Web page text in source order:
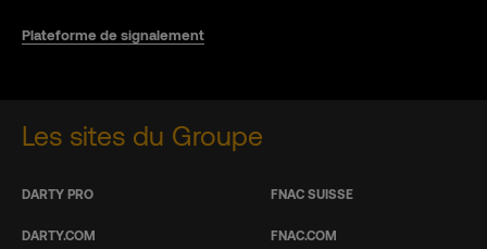
Plateforme de signalement
Les sites du Groupe
DARTY PRO
DARTY.COM
FNAC SUISSE
FNAC.COM